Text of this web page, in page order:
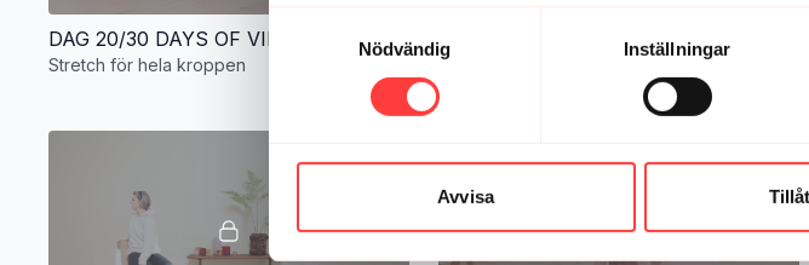
Samtyckesval
Nödvändig
Inställningar
Avvisa
DAG 20/30 DAYS OF VIBES 2.0 Dynamisk helkroppsstretch
Stretch för hela kroppen
BE KIND. Mjuk rörlighet och styrka
Sköna rörelser, lätt styrka och stretch för att
komma igång